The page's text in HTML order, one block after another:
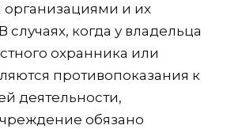
и их
случаях, когда у владельца
охранника или
противопоказания к
деятельности,
обязано